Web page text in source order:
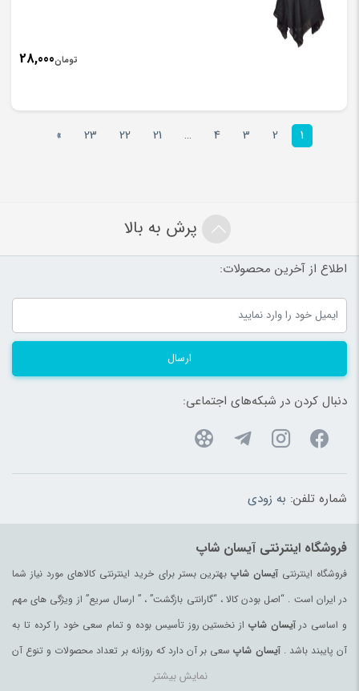
تومان28,000
1
2
3
4
…
21
22
23
»
پرش به بالا
اطلاع از آخرین محصولات:
ارسال
دنبال کردن در شبکه‌های اجتماعی:
شماره تلفن: به زودی
فروشگاه اینترنتی آیسان شاپ
فروشگاه اینترنتیآیسان شاپبهترین بستر برای خرید اینترنتی کالاهای مورد نیاز شما
در ایران است . “اصل بودن کالا ، “گارانتی بازگشت” ، ” ارسال سریع” از ویژگی های مهم
و اساسی درآیسان شاپ از نخستین روز تأسیس بوده و تمام سعی خود را کرده تا به
آن پایبند باشد .آیسان شاپ سعی بر آن دارد که روزانه بر تعداد محصولات و تنوع آن
بیفزاید تا بتواند نیاز همه ی افراد با هر نوع سلیقه را در خرید محصولات اینترنتی مرتفع
نمایش بیشتر